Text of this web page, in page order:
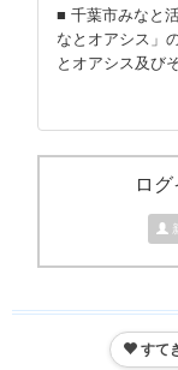
■ 千葉市みなと
なとオアシス」
とオアシス及び
ロ
すて